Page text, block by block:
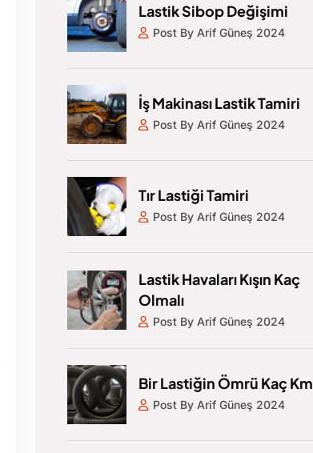
Lastik Sibop Değişimi
Post By Arif Güneş 2024
İş Makinası Lastik Tamiri
Post By Arif Güneş 2024
Tır Lastiği Tamiri
Post By Arif Güneş 2024
Lastik Havaları Kışın Kaç
Olmalı
Post By Arif Güneş 2024
Bir Lastiğin Ömrü Kaç Km
Post By Arif Güneş 2024